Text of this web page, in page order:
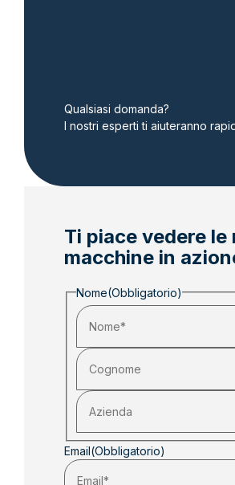
Qualsiasi domanda?
I nostri esperti ti aiuteranno
Ti piace vedere le
macchine in
Nome(Obbligatorio)
Email(Obbligatorio)